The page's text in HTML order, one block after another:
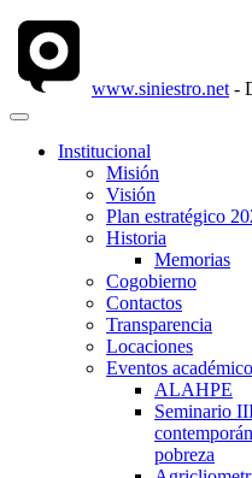
www.siniestro.net -
Institucional
Misión
Visión
Plan estratégico
Historia
Memorias
Cogobierno
Contactos
Transparencia
Locaciones
Eventos
ALAHPE
Seminario
pobreza